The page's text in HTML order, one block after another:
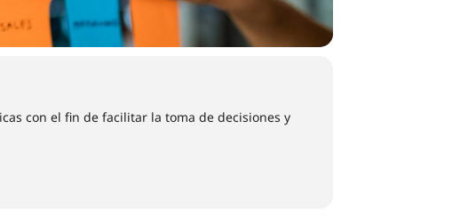
con el fin de facilitar la toma de decisiones y